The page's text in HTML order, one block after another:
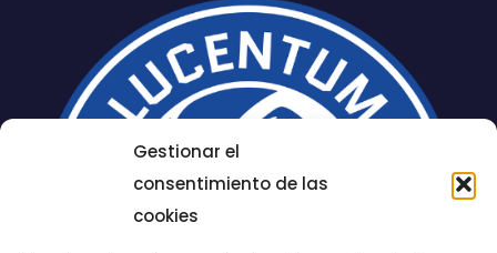
Gestionar el
consentimiento de las
cookies